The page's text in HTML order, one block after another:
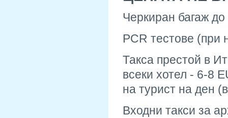
Черкиран багаж до
PCR тестове (при
Такса престой в
всеки хотел - 6-8
на турист на ден
Входни такси за